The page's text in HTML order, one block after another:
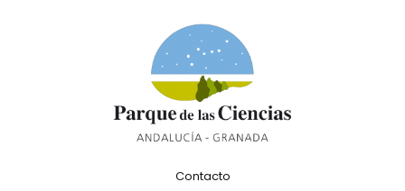
Contacto